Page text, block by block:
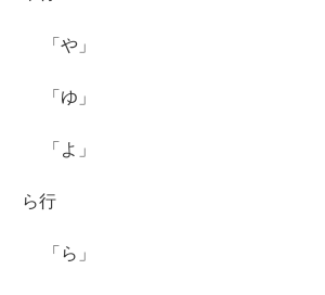
「や」
「ゆ」
「よ」
ら行
「ら」